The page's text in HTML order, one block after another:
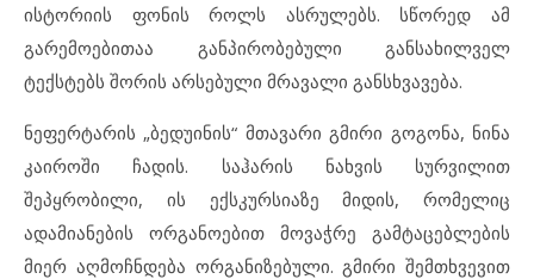
ისტორიის ფონის როლს ასრულებს. სწორედ ამ
გარემოებითაა განპირობებული განსახილველ
ტექსტებს შორის არსებული მრავალი განსხვავება.
ნეფერტარის „ბედუინის“ მთავარი გმირი გოგონა, ნინა
კაიროში ჩადის. საჰარის ნახვის სურვილით
შეპყრობილი, ის ექსკურსიაზე მიდის, რომელიც
ადამიანების ორგანოებით მოვაჭრე გამტაცებლების
მიერ აღმოჩნდება ორგანიზებული. გმირი შემთხვევით